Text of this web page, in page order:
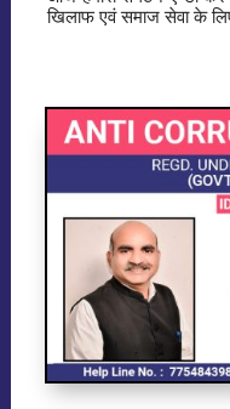
खिलाफ एवं समाज सेवा के